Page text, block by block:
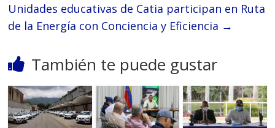
Unidades educativas de Catia participan en Ruta
de la Energía con Conciencia y Eficiencia →
También te puede gustar